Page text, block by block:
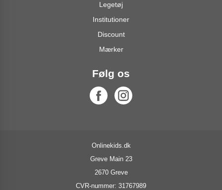
Legetøj
Institutioner
Discount
Mærker
Følg os
Onlinekids.dk
Greve Main 23
2670 Greve
CVR-nummer: 31767989